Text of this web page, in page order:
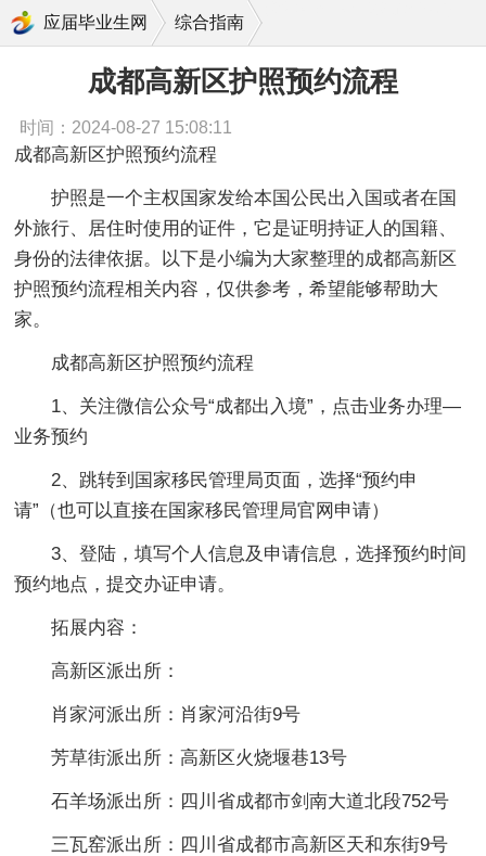
应届毕业生网 综合指南
成都高新区护照预约流程
时间：2024-08-27 15:08:11
成都高新区护照预约流程
护照是一个主权国家发给本国公民出入国或者在国
外旅行、居住时使用的证件，它是证明持证人的国籍、
身份的法律依据。以下是小编为大家整理的成都高新区
护照预约流程相关内容，仅供参考，希望能够帮助大
家。
成都高新区护照预约流程
1、关注微信公众号“成都出入境”，点击业务办理—
业务预约
2、跳转到国家移民管理局页面，选择“预约申
请”（也可以直接在国家移民管理局官网申请）
3、登陆，填写个人信息及申请信息，选择预约时间
预约地点，提交办证申请。
拓展内容：
高新区派出所：
肖家河派出所：肖家河沿街9号
芳草街派出所：高新区火烧堰巷13号
石羊场派出所：四川省成都市剑南大道北段752号
三瓦窑派出所：四川省成都市高新区天和东街9号